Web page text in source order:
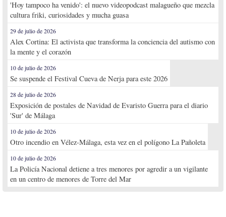
'Hoy tampoco ha venido': el nuevo videopodcast malagueño que mezcla
cultura friki, curiosidades y mucha guasa
29 de julio de 2026
Alex Cortina: El activista que transforma la conciencia del autismo con
la mente y el corazón
10 de julio de 2026
Se suspende el Festival Cueva de Nerja para este 2026
28 de julio de 2026
Exposición de postales de Navidad de Evaristo Guerra para el diario
'Sur' de Málaga
10 de julio de 2026
Otro incendio en Vélez-Málaga, esta vez en el polígono La Pañoleta
10 de julio de 2026
La Policía Nacional detiene a tres menores por agredir a un vigilante
en un centro de menores de Torre del Mar